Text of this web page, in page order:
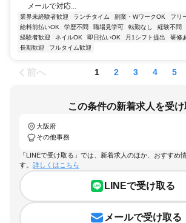
メールで対応...
業界未経験者歓迎 ランチタイム 副業・WワークOK
フリ
給料前払いOK
学歴不問 職場見学可 転勤なし 経験不問
経験者歓迎
ネイルOK 即日払いOK 月1シフト提出 研修
長期歓迎
フルタイム歓迎
前へ 1 2 3 4 5
この条件の新着求人を受け
大阪府
その他事務
「LINEで受け取る」では、新着求人のほか、おすすめ
す。 詳しくはこちら
LINEで受け取る
メールで受け取る